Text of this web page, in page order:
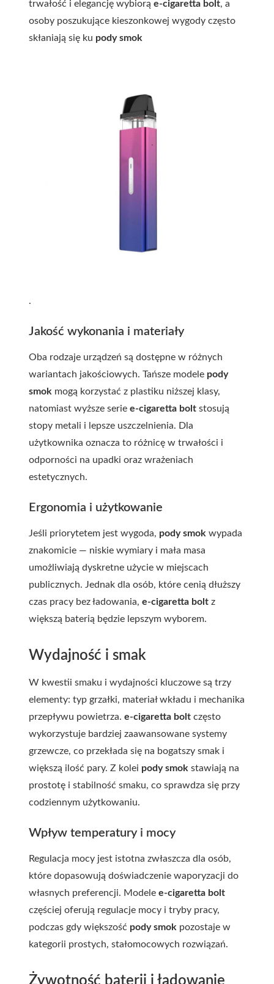
trwałość i elegancję wybiorą e-cigaretta bolt, a
osoby poszukujące kieszonkowej wygody często
skłaniają się ku pody smok
.
Jakość wykonania i materiały
Oba rodzaje urządzeń są dostępne w różnych
wariantach jakościowych. Tańsze modele pody
smok mogą korzystać z plastiku niższej klasy,
natomiast wyższe serie e-cigaretta bolt stosują
stopy metali i lepsze uszczelnienia. Dla
użytkownika oznacza to różnicę w trwałości i
odporności na upadki oraz wrażeniach
estetycznych.
Ergonomia i użytkowanie
Jeśli priorytetem jest wygoda, pody smok wypada
znakomicie — niskie wymiary i mała masa
umożliwiają dyskretne użycie w miejscach
publicznych. Jednak dla osób, które cenią dłuższy
czas pracy bez ładowania, e-cigaretta bolt z
większą baterią będzie lepszym wyborem.
Wydajność i smak
W kwestii smaku i wydajności kluczowe są trzy
elementy: typ grzałki, materiał wkładu i mechanika
przepływu powietrza. e-cigaretta bolt często
wykorzystuje bardziej zaawansowane systemy
grzewcze, co przekłada się na bogatszy smak i
większą ilość pary. Z kolei pody smok stawiają na
prostotę i stabilność smaku, co sprawdza się przy
codziennym użytkowaniu.
Wpływ temperatury i mocy
Regulacja mocy jest istotna zwłaszcza dla osób,
które dopasowują doświadczenie waporyzacji do
własnych preferencji. Modele e-cigaretta bolt
częściej oferują regulacje mocy i tryby pracy,
podczas gdy większość pody smok pozostaje w
kategorii prostych, stałomocowych rozwiązań.
Żywotność baterii i ładowanie